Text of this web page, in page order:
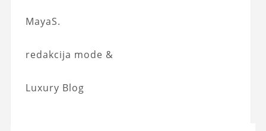
MayaS.
redakcija mode &
Luxury Blog